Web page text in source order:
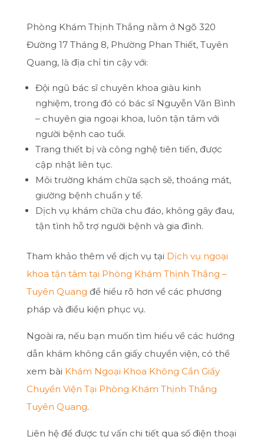
Phòng Khám Thịnh Thắng nằm ở Ngõ 320
Đường 17 Tháng 8, Phường Phan Thiết, Tuyên
Quang, là địa chỉ tin cậy với:
Đội ngũ bác sĩ chuyên khoa giàu kinh
nghiệm, trong đó có bác sĩ Nguyễn Văn Bình
– chuyên gia ngoại khoa, luôn tận tâm với
người bệnh cao tuổi.
Trang thiết bị và công nghệ tiên tiến, được
cập nhật liên tục.
Môi trường khám chữa sạch sẽ, thoáng mát,
giường bệnh chuẩn y tế.
Dịch vụ khám chữa chu đáo, không gây đau,
tận tình hỗ trợ người bệnh và gia đình.
Tham khảo thêm về dịch vụ tại Dịch vụ ngoại
khoa tận tâm tại Phòng Khám Thịnh Thắng –
Tuyên Quang để hiểu rõ hơn về các phương
pháp và điều kiện phục vụ.
Ngoài ra, nếu bạn muốn tìm hiểu về các hướng
dẫn khám không cần giấy chuyển viện, có thể
xem bài Khám Ngoại Khoa Không Cần Giấy
Chuyển Viện Tại Phòng Khám Thịnh Thắng
Tuyên Quang.
Liên hệ để được tư vấn chi tiết qua số điện thoại